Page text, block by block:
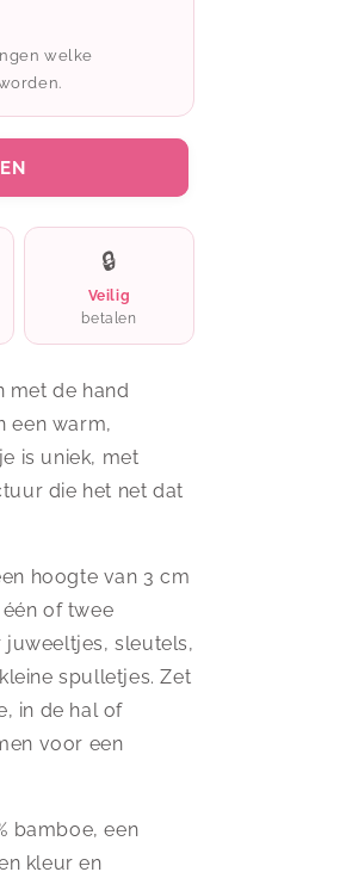
welke
🔒
Veilig
betalen
met de hand
een warm,
is uniek, met
die het net dat
hoogte van 3 cm
of twee
sleutels,
spulletjes. Zet
in de hal of
voor een
bamboe, een
kleur en